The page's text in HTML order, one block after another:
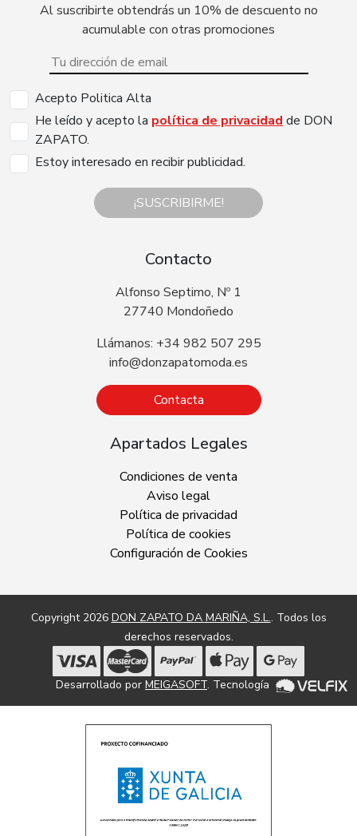
Al suscribirte obtendrás un 10% de descuento no
acumulable con otras promociones
Acepto Politica Alta
He leído y acepto la política de privacidad de DON
ZAPATO.
Estoy interesado en recibir publicidad.
¡SUSCRIBIRME!
Contacto
Alfonso Septimo, Nº 1
27740 Mondoñedo
Llámanos: +34 982 507 295
info@donzapatomoda.es
Contacta
Apartados Legales
Condiciones de venta
Aviso legal
Política de privacidad
Política de cookies
Configuración de Cookies
Copyright 2026 DON ZAPATO DA MARIÑA, S.L.. Todos los
derechos reservados.
Desarrollado por MEIGASOFT. Tecnología